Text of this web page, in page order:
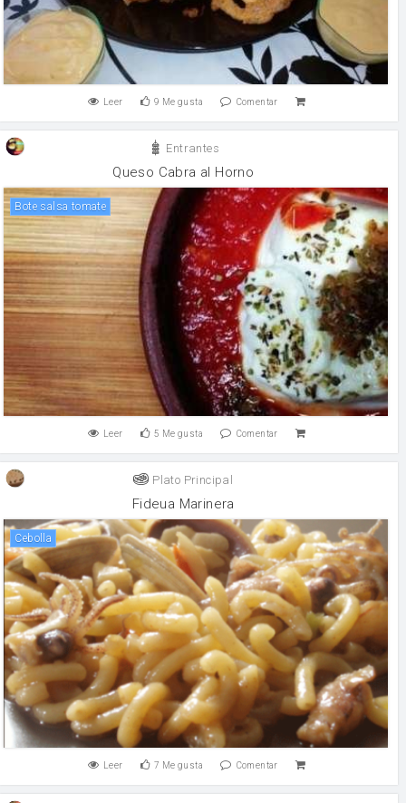
Leer 9 Me gusta Comentar
Entrantes
Queso Cabra al Horno
bote salsa tomate
Leer 5 Me gusta Comentar
Plato Principal
Fideua Marinera
cebolla
Leer 7 Me gusta Comentar